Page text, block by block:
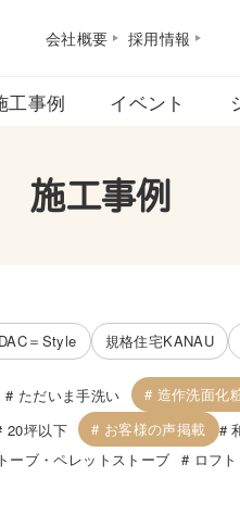
会社概要 採用情報
工事例 イベント
施工事例
＝Style 規格住宅KANAU
ただいま手洗い 造作洗面化
20坪以下 お客様の声掲載
ーブ・ペレットストーブ
ロフト